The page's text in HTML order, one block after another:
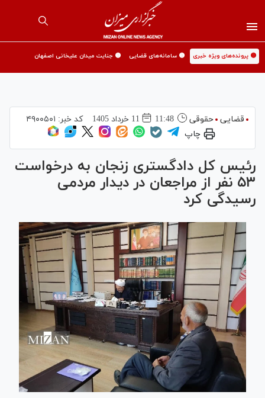
🟡 پرونده‌های ویژه خبری 🟡 سامانه‌های قضایی 🟡 جنایت میدان علیخانی اصفهان
قضایی حقوقی 11:48 11 خرداد 1405 کد خبر: ۴۹۰۰۵۰۱
چاپ
رئیس کل دادگستری زنجان به درخواست
۵۳ نفر از مراجعان در دیدار مردمی
رسیدگی کرد